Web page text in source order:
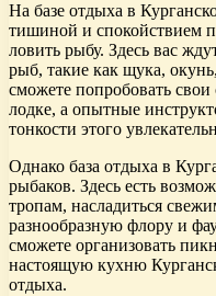
На базе отдыха в
тишиной и спокойствием
ловить рыбу. Здесь вас
рыб, такие как щука,
сможете попробовать
лодке, а опытные
тонкости этого
Однако база отдыха в
рыбаков. Здесь есть
тропам, насладиться
разнообразную флору и
сможете организовать
настоящую кухню
отдыха.